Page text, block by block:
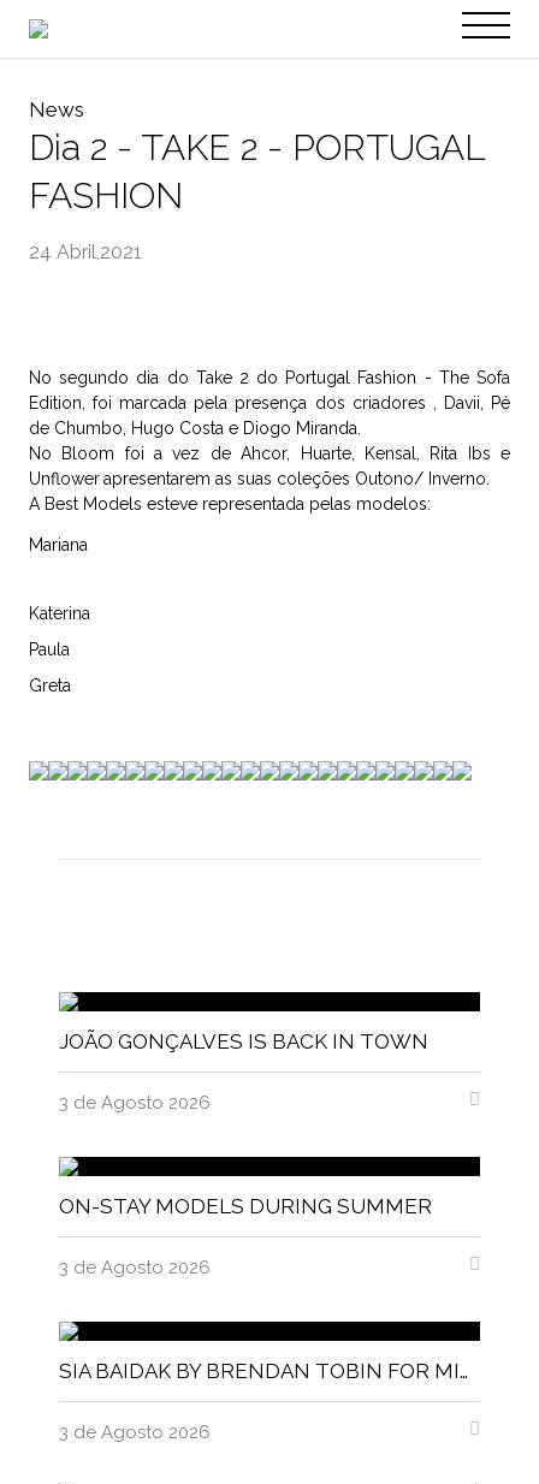
EN
News
Dia 2 - TAKE 2 - PORTUGAL
FASHION
24 Abril,2021
No segundo dia do Take 2 do Portugal Fashion - The Sofa
Edition, foi marcada pela presença dos criadores ,
Davii , Pé
de Chumbo, Hugo Costa e Diogo Miranda
No Bloom foi a vez deAhcor, Huarte, Kensal, Rita Ibs e
Unflowerapresentarem as suas coleções Outono/ Inverno.
A Best Models esteve representada pelas modelos:
Mariana
Katerina
Paula
Greta
JOÃO GONÇALVES IS BACK IN TOWN
3 de Agosto 2026
ON-STAY MODELS DURING SUMMER
3 de Agosto 2026
SIA BAIDAK BY BRENDAN TOBIN FOR MISC MAGAZINE
3 de Agosto 2026